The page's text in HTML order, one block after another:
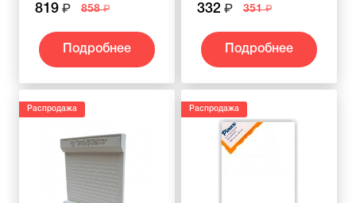
819 858
Подробнее
332 351
Подробнее
Распродажа Распродажа